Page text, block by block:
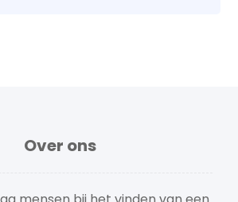
Over ons